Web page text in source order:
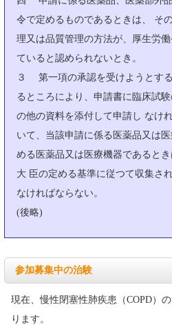
令で定めるものであるときは、 そ
理又は品質管理の方法が、厚生労
ていると認められないとき。
３ 第一項の承認を受けようとす
るところにより、申請書に臨床試
の他の資料を添付して申請し なけ
いて、当該申請に係る医薬品又は
める医薬品又は医療機器であると
大 臣の定める基準に従つて収集さ
なければならない。
(後略)
参加募集中の治験
現在、慢性閉塞性肺疾患（COPD）
ります。